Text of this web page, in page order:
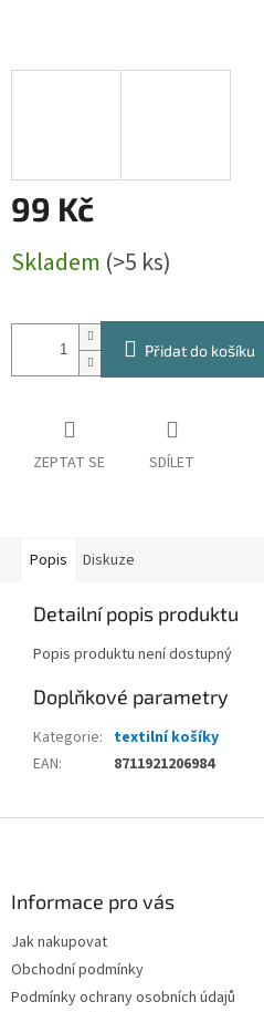
99 Kč
cena:
Skladem (>5 ks)
Přidat do košíku
ZEPTAT SE SDÍLET
Popis Diskuze
Detailní popis produktu
Popis produktu není dostupný
Doplňkové parametry
Kategorie: textilní košíky
EAN: 8711921206984
Informace pro vás
Jak nakupovat
Obchodní podmínky
Podmínky ochrany osobních údajů